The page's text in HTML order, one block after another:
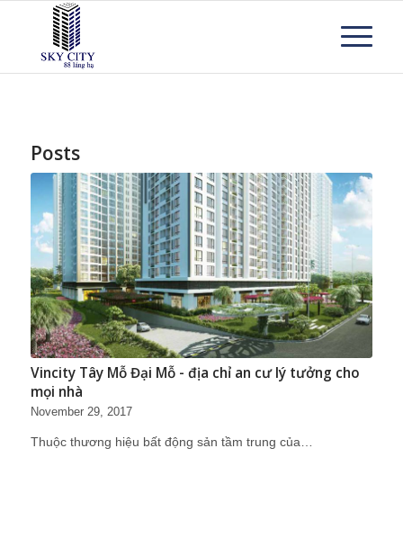
Posts
Vincity Tây Mỗ Đại Mỗ - địa chỉ an cư lý tưởng cho
mọi nhà
November 29, 2017
Thuộc thương hiệu bất động sản tầm trung của…